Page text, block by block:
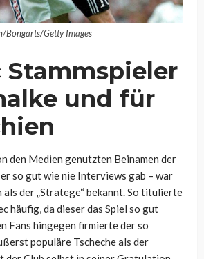
Bongarts/Getty Images
Stammspieler
und für
den Medien genutzten Beinamen der
er so gut wie nie Interviews gab – war
als der „Stratege“ bekannt. So titulierte
häufig, da dieser das Spiel so gut
Fans hingegen firmierte der so
populäre Tscheche als der